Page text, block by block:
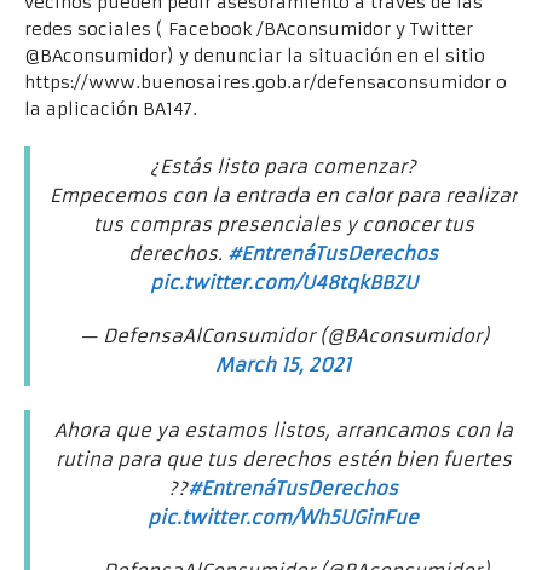
redes sociales ( Facebook /BAconsumidor y Twitter
@BAconsumidor) y denunciar la situación en el sitio
https://www.buenosaires.gob.ar/defensaconsumidor o
la aplicación BA147.
¿Estás listo para comenzar?
Empecemos con la entrada en calor para realizar
tus compras presenciales y conocer tus
derechos. #EntrenáTusDerechos
pic.twitter.com/U48tqkBBZU
— DefensaAlConsumidor (@BAconsumidor)
March 15, 2021
Ahora que ya estamos listos, arrancamos con la
rutina para que tus derechos estén bien fuertes
??#EntrenáTusDerechos
pic.twitter.com/Wh5UGinFue